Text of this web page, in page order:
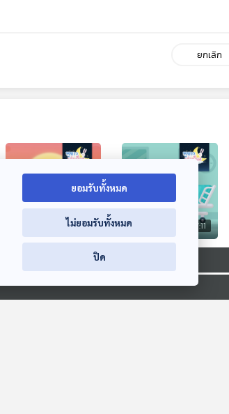
ยกเลิก
07:11
EP. 156: นิทาน สามสี
กอดคุณยาย
หูยาวเล่าเรื่อง
07:11
อยากไปเยี่ยมคุณยาย
หูยาวเล่าเรื่อง
00:00:00
ยอมรับทั้งหมด
ไม่ยอมรับทั้งหมด
ปิด